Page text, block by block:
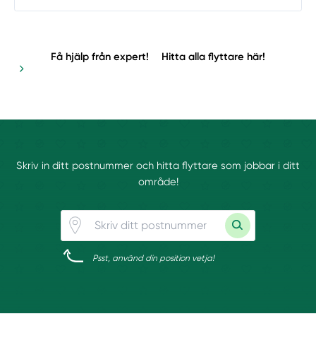
Få hjälp från expert! Hitta alla flyttare här!
Skriv in ditt postnummer och hitta flyttare som jobbar i ditt
område!
Psst, använd din position vetja!